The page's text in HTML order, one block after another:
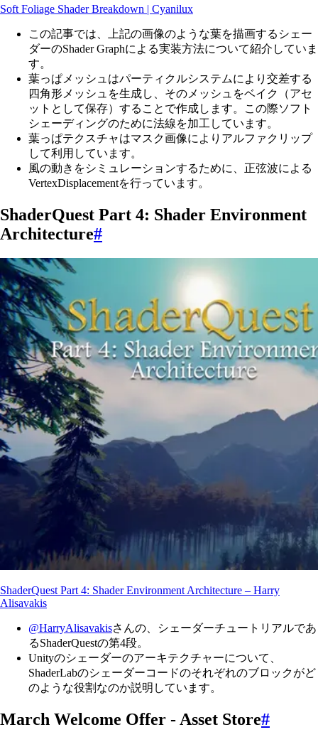
Soft Foliage Shader Breakdown | Cyanilux
この記事では、上記の画像のような葉を描画するシェー
ダーのShader Graphによる実装方法について紹介していま
す。
葉っぱメッシュはパーティクルシステムにより交差する
四角形メッシュを生成し、そのメッシュをベイク（アセ
ットとして保存）することで作成します。この際ソフト
シェーディングのために法線を加工しています。
葉っぱテクスチャはマスク画像によりアルファクリップ
して利用しています。
風の動きをシミュレーションするために、正弦波による
VertexDisplacementを行っています。
ShaderQuest Part 4: Shader Environment
Architecture#
ShaderQuest Part 4: Shader Environment Architecture – Harry
Alisavakis
@HarryAlisavakisさんの、シェーダーチュートリアルであ
るShaderQuestの第4段。
Unityのシェーダーのアーキテクチャーについて、
ShaderLabのシェーダーコードのそれぞれのブロックがど
のような役割なのか説明しています。
March Welcome Offer - Asset Store#